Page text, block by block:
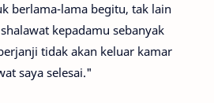
berlama-lama begitu, tak lain
kepadamu sebanyak
tidak akan keluar kamar
saya selesai."